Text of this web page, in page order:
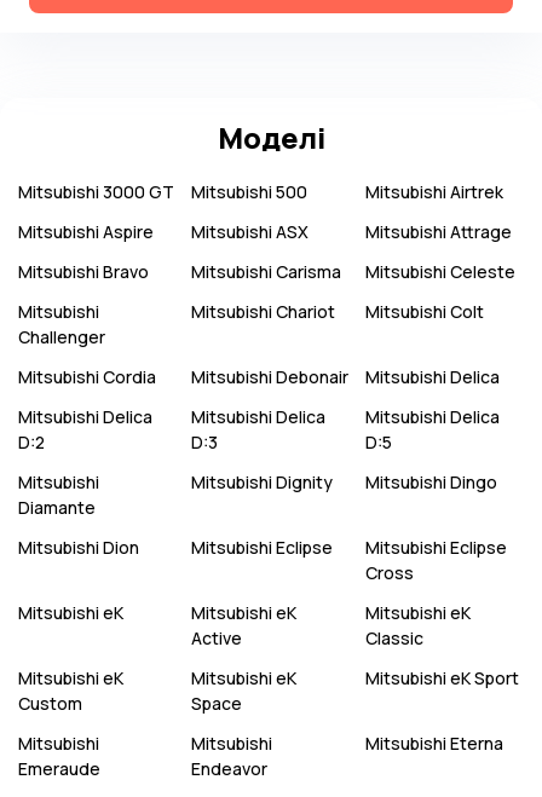
Моделі
Mitsubishi 3000 GT Mitsubishi 500 Mitsubishi Airtrek
Mitsubishi Aspire Mitsubishi ASX Mitsubishi Attrage
Mitsubishi Bravo Mitsubishi Carisma Mitsubishi Celeste
Mitsubishi
Challenger
Mitsubishi Chariot Mitsubishi Colt
Mitsubishi Cordia Mitsubishi Debonair Mitsubishi Delica
Mitsubishi Delica
D:2
Mitsubishi Delica
D:3
Mitsubishi Delica
D:5
Mitsubishi
Diamante
Mitsubishi Dignity Mitsubishi Dingo
Mitsubishi Dion Mitsubishi Eclipse Mitsubishi Eclipse
Cross
Mitsubishi eK Mitsubishi eK
Active
Mitsubishi eK
Classic
Mitsubishi eK
Custom
Mitsubishi eK
Space
Mitsubishi eK Sport
Mitsubishi
Emeraude
Mitsubishi
Endeavor
Mitsubishi Eterna